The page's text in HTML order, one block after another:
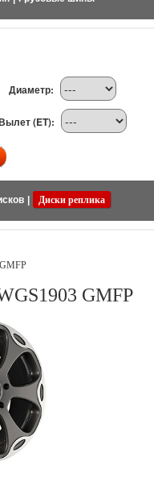
Диаметр:
(ET):
Диски реплика
GMFP